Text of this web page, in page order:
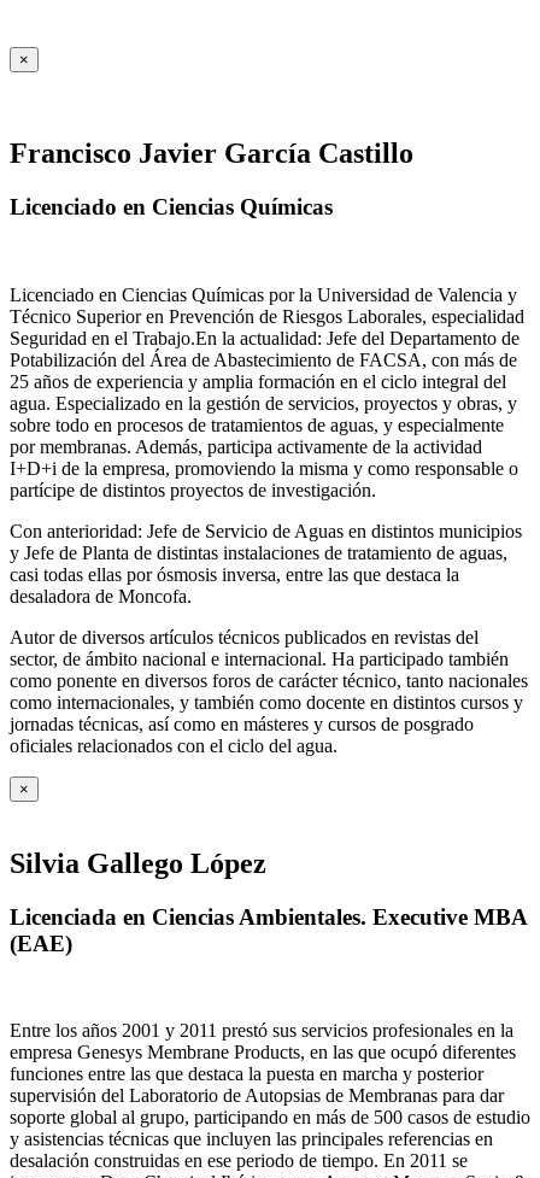
×
Francisco Javier García Castillo
Licenciado en Ciencias Químicas
Licenciado en Ciencias Químicas por la Universidad de Valencia y
Técnico Superior en Prevención de Riesgos Laborales, especialidad
Seguridad en el Trabajo.En la actualidad: Jefe del Departamento de
Potabilización del Área de Abastecimiento de FACSA, con más de
25 años de experiencia y amplia formación en el ciclo integral del
agua. Especializado en la gestión de servicios, proyectos y obras, y
sobre todo en procesos de tratamientos de aguas, y especialmente
por membranas. Además, participa activamente de la actividad
I+D+i de la empresa, promoviendo la misma y como responsable o
partícipe de distintos proyectos de investigación.
Con anterioridad: Jefe de Servicio de Aguas en distintos municipios
y Jefe de Planta de distintas instalaciones de tratamiento de aguas,
casi todas ellas por ósmosis inversa, entre las que destaca la
desaladora de Moncofa.
Autor de diversos artículos técnicos publicados en revistas del
sector, de ámbito nacional e internacional. Ha participado también
como ponente en diversos foros de carácter técnico, tanto nacionales
como internacionales, y también como docente en distintos cursos y
jornadas técnicas, así como en másteres y cursos de posgrado
oficiales relacionados con el ciclo del agua.
×
Silvia Gallego López
Licenciada en Ciencias Ambientales. Executive MBA
(EAE)
Entre los años 2001 y 2011 prestó sus servicios profesionales en la
empresa Genesys Membrane Products, en las que ocupó diferentes
funciones entre las que destaca la puesta en marcha y posterior
supervisión del Laboratorio de Autopsias de Membranas para dar
soporte global al grupo, participando en más de 500 casos de estudio
y asistencias técnicas que incluyen las principales referencias en
desalación construidas en ese periodo de tiempo. En 2011 se